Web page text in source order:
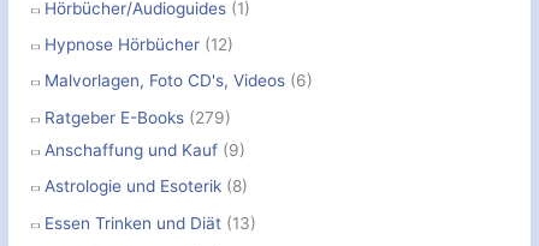
Hörbücher/Audioguides (1)
Hypnose Hörbücher (12)
Malvorlagen, Foto CD's, Videos (6)
Ratgeber E-Books (279)
Anschaffung und Kauf (9)
Astrologie und Esoterik (8)
Essen Trinken und Diät (13)